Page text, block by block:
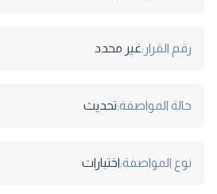
رقم القرار:غير محدد
حالة المواصفة:تحديث
نوع المواصفة:اختبارات